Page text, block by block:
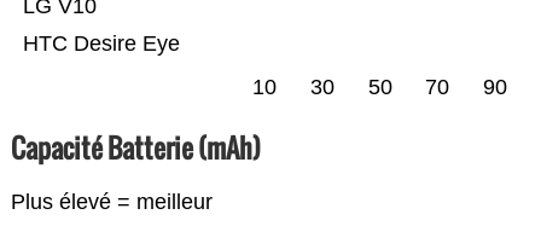
HTC Desire Eye
LG V10
10 30 50 70 90
Capacité Batterie (mAh)
Plus élevé = meilleur